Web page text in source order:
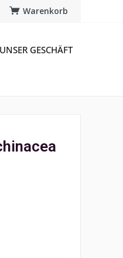
Warenkorb
UNSER GESCHÄFT